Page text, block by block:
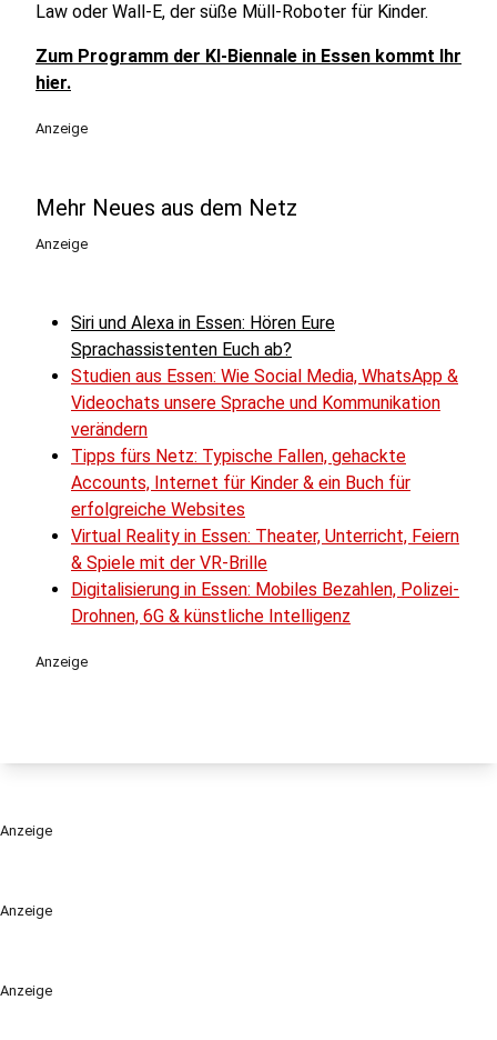
Anzeige
Anzeige
Law oder Wall-E, der süße Müll-Roboter für Kinder.
Zum Programm der KI-Biennale in Essen kommt Ihr
hier.
Anzeige
Mehr Neues aus dem Netz
Anzeige
Siri und Alexa in Essen: Hören Eure
Sprachassistenten Euch ab?
Studien aus Essen: Wie Social Media, WhatsApp &
Videochats unsere Sprache und Kommunikation
verändern
Tipps fürs Netz: Typische Fallen, gehackte
Accounts, Internet für Kinder & ein Buch für
erfolgreiche Websites
Virtual Reality in Essen: Theater, Unterricht, Feiern
& Spiele mit der VR-Brille
Digitalisierung in Essen: Mobiles Bezahlen, Polizei-
Drohnen, 6G & künstliche Intelligenz
Anzeige
Anzeige